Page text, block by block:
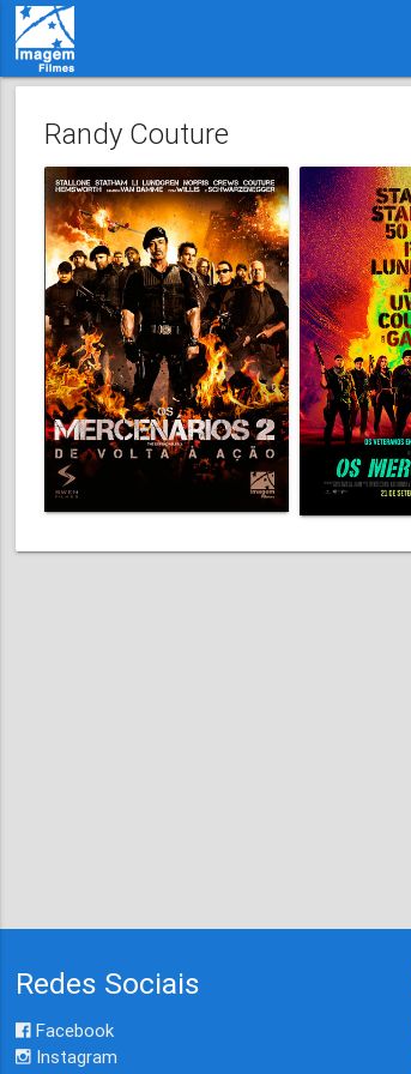
Randy Couture
Redes Sociais
Facebook
Instagram